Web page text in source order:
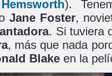
).
Jane Foster,
. Si tuviera
, más que nada
Blakeen la